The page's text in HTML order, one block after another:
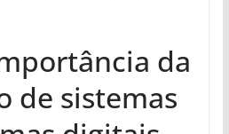
da
de sistemas